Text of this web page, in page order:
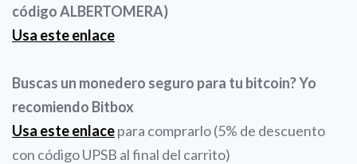
código ALBERTOMERA)
Usa este enlace
Buscas un monedero seguro para tu bitcoin? Yo
recomiendo Bitbox
Usa este enlacepara comprarlo (5% de descuento
con código UPSB al final del carrito)